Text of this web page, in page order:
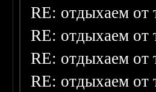
RE: отдыхаем от
RE: отдыхаем от
RE: отдыхаем от
RE: отдыхаем от